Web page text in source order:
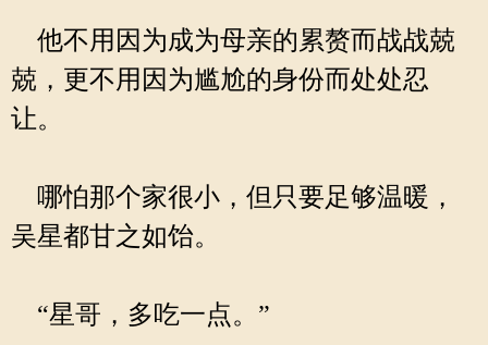
他不用因为成为母亲的累赘而战战兢
兢，更不用因为尴尬的身份而处处忍
让。
哪怕那个家很小，但只要足够温暖，
吴星都甘之如饴。
“星哥，多吃一点。”